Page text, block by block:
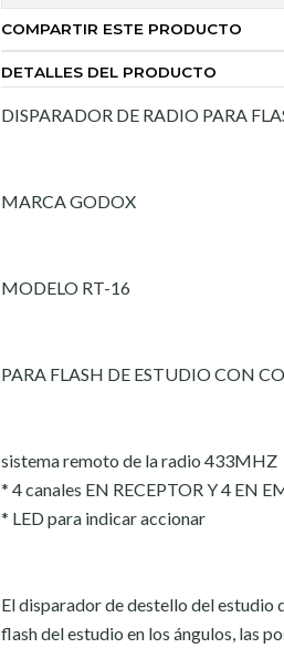
COMPARTIR ESTE PRODUCTO
DETALLES DEL PRODUCTO
DISPARADOR DE RADIO PARA
MARCA GODOX
MODELO RT-16
PARA FLASH DE ESTUDIO CON
sistema remoto de la radio 433MHZ
* 4 canales EN RECEPTOR Y 4 EN
* LED para indicar accionar
El disparador de destello del estudio
flash del estudio en los ángulos, las